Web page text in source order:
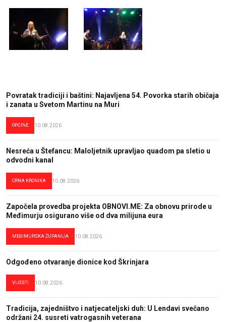
Povratak tradiciji i baštini: Najavljena 54. Povorka starih običaja
i zanata u Svetom Martinu na Muri
OPĆINE 10.08.2026.
Nesreća u Štefancu: Maloljetnik upravljao quadom pa sletio u
odvodni kanal
CRNA KRONIKA 10.08.2026.
Započela provedba projekta OBNOVI.ME: Za obnovu prirode u
Međimurju osigurano više od dva milijuna eura
MEĐIMURSKA ŽUPANIJA 10.08.2026.
Odgođeno otvaranje dionice kod Škrinjara
VIJESTI 10.08.2026.
Tradicija, zajedništvo i natjecateljski duh: U Lendavi svečano
održani 24. susreti vatrogasnih veterana